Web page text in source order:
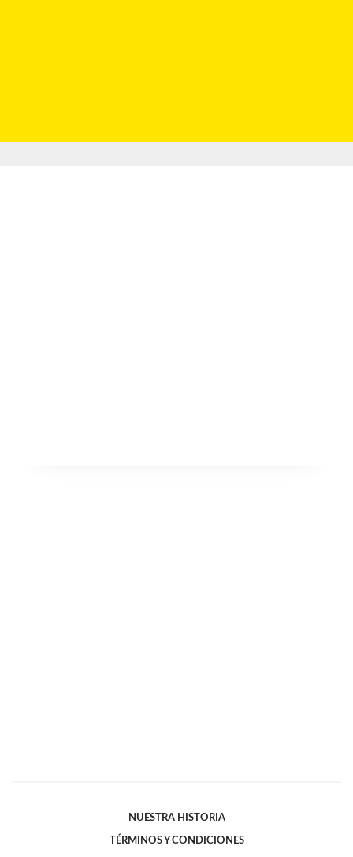
NUESTRA HISTORIA
TÉRMINOS Y CONDICIONES